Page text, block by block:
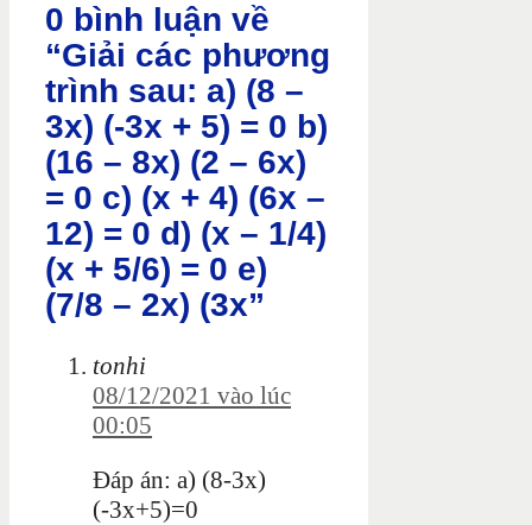
0 bình luận về
“Giải các phương
trình sau: a) (8 –
3x) (-3x + 5) = 0 b)
(16 – 8x) (2 – 6x)
= 0 c) (x + 4) (6x –
12) = 0 d) (x – 1/4)
(x + 5/6) = 0 e)
(7/8 – 2x) (3x”
tonhi
08/12/2021 vào lúc
00:05
Đáp án: a) (8-3x)
(-3x+5)=0